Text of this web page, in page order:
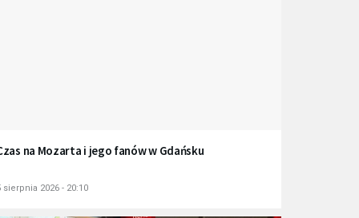
na Mozarta i jego fanów w Gdańsku
sierpnia 2026 - 20:10